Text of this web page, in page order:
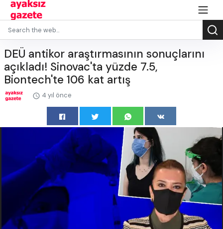
DEÜ antikor araştırmasının sonuçlarını
açıkladı! Sinovac'ta yüzde 7.5,
Biontech'te 106 kat artış
4 yıl önce